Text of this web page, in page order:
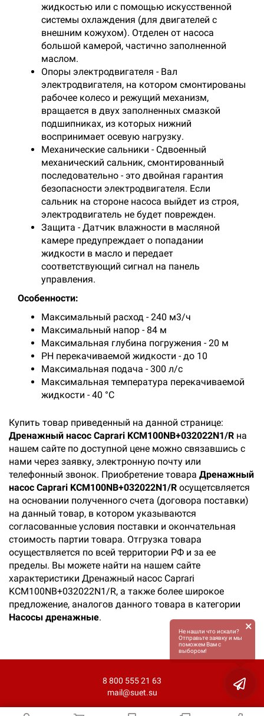
жидкостью или с помощью искусственной
системы охлаждения (для двигателей с
внешним кожухом). Отделен от насоса
большой камерой, частично заполненной
маслом.
Опоры электродвигателя - Вал
электродвигателя, на котором смонтированы
рабочее колесо и режущий механизм,
вращается в двух заполненных смазкой
подшипниках, из которых нижний
воспринимает осевую нагрузку.
Механические сальники - Сдвоенный
механический сальник, смонтированный
последовательно - это двойная гарантия
безопасности электродвигателя. Если
сальник на стороне насоса выйдет из строя,
электродвигатель не будет поврежден.
Защита - Датчик влажности в масляной
камере предупреждает о попадании
жидкости в масло и передает
соответствующий сигнал на панель
управления.
Особенности:
Максимальный расход - 240 м3/ч
Максимальный напор - 84 м
Максимальная глубина погружения - 20 м
PH перекачиваемой жидкости - до 10
Максимальная подача - 300 л/с
Максимальная температура перекачиваемой
жидкости - 40 °С
Купить товар приведенный на данной странице:
Дренажный насос Caprari KCM100NB+032022N1/R на
нашем сайте по доступной цене можно связавшись с
нами через заявку, электронную почту или
телефонный звонок. Приобретение товара Дренажный
насос Caprari KCM100NB+032022N1/R осущетсвляется
на основании полученного счета (договора поставки)
на данный товар, в котором указываются
согласованные условия поставки и окончательная
стоимость партии товара. Отгрузка товара
осуществляется по всей территории РФ и за ее
пределы. Вы можете найти на нашем сайте
характеристики Дренажный насос Caprari
KCM100NB+032022N1/R, а также более широкое
предложение, аналогов данного товара в категории
Насосы дренажные.
8 800 555 21 63
mail@suet.su
Не нашли что искали?
Отправьте заявку и мы
поможем Вам с
выбором!
×